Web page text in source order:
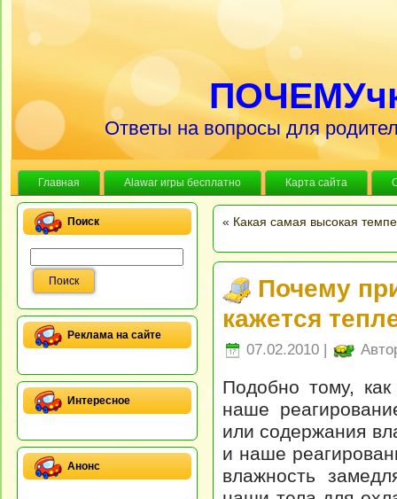
Ответы на вопросы для
Главная Alawar игры бесплатно Карта сайта
Поиск
Реклама на сайте
Интересное
Анонс
« Какая самая высокая
Почему
кажется
07.02.2010 |
Подобно тому,
наше
или содержания
и наше
влажность